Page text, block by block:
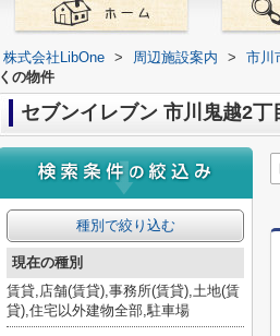
株式会社LibOne > 周辺施設案内 > 市川
くの物件
セブンイレブン 市川鬼越2丁
種別で絞り込む
現在の種別
賃貸,店舗(賃貸),事務所(賃貸),土地(賃
貸),住宅以外建物全部,駐車場